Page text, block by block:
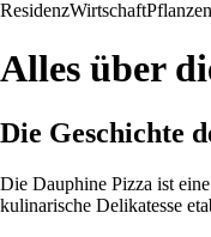
ResidenzWirtschaftPflanzen
Alles über
Die Geschichte
Die Dauphine Pizza ist
kulinarische Delikatesse